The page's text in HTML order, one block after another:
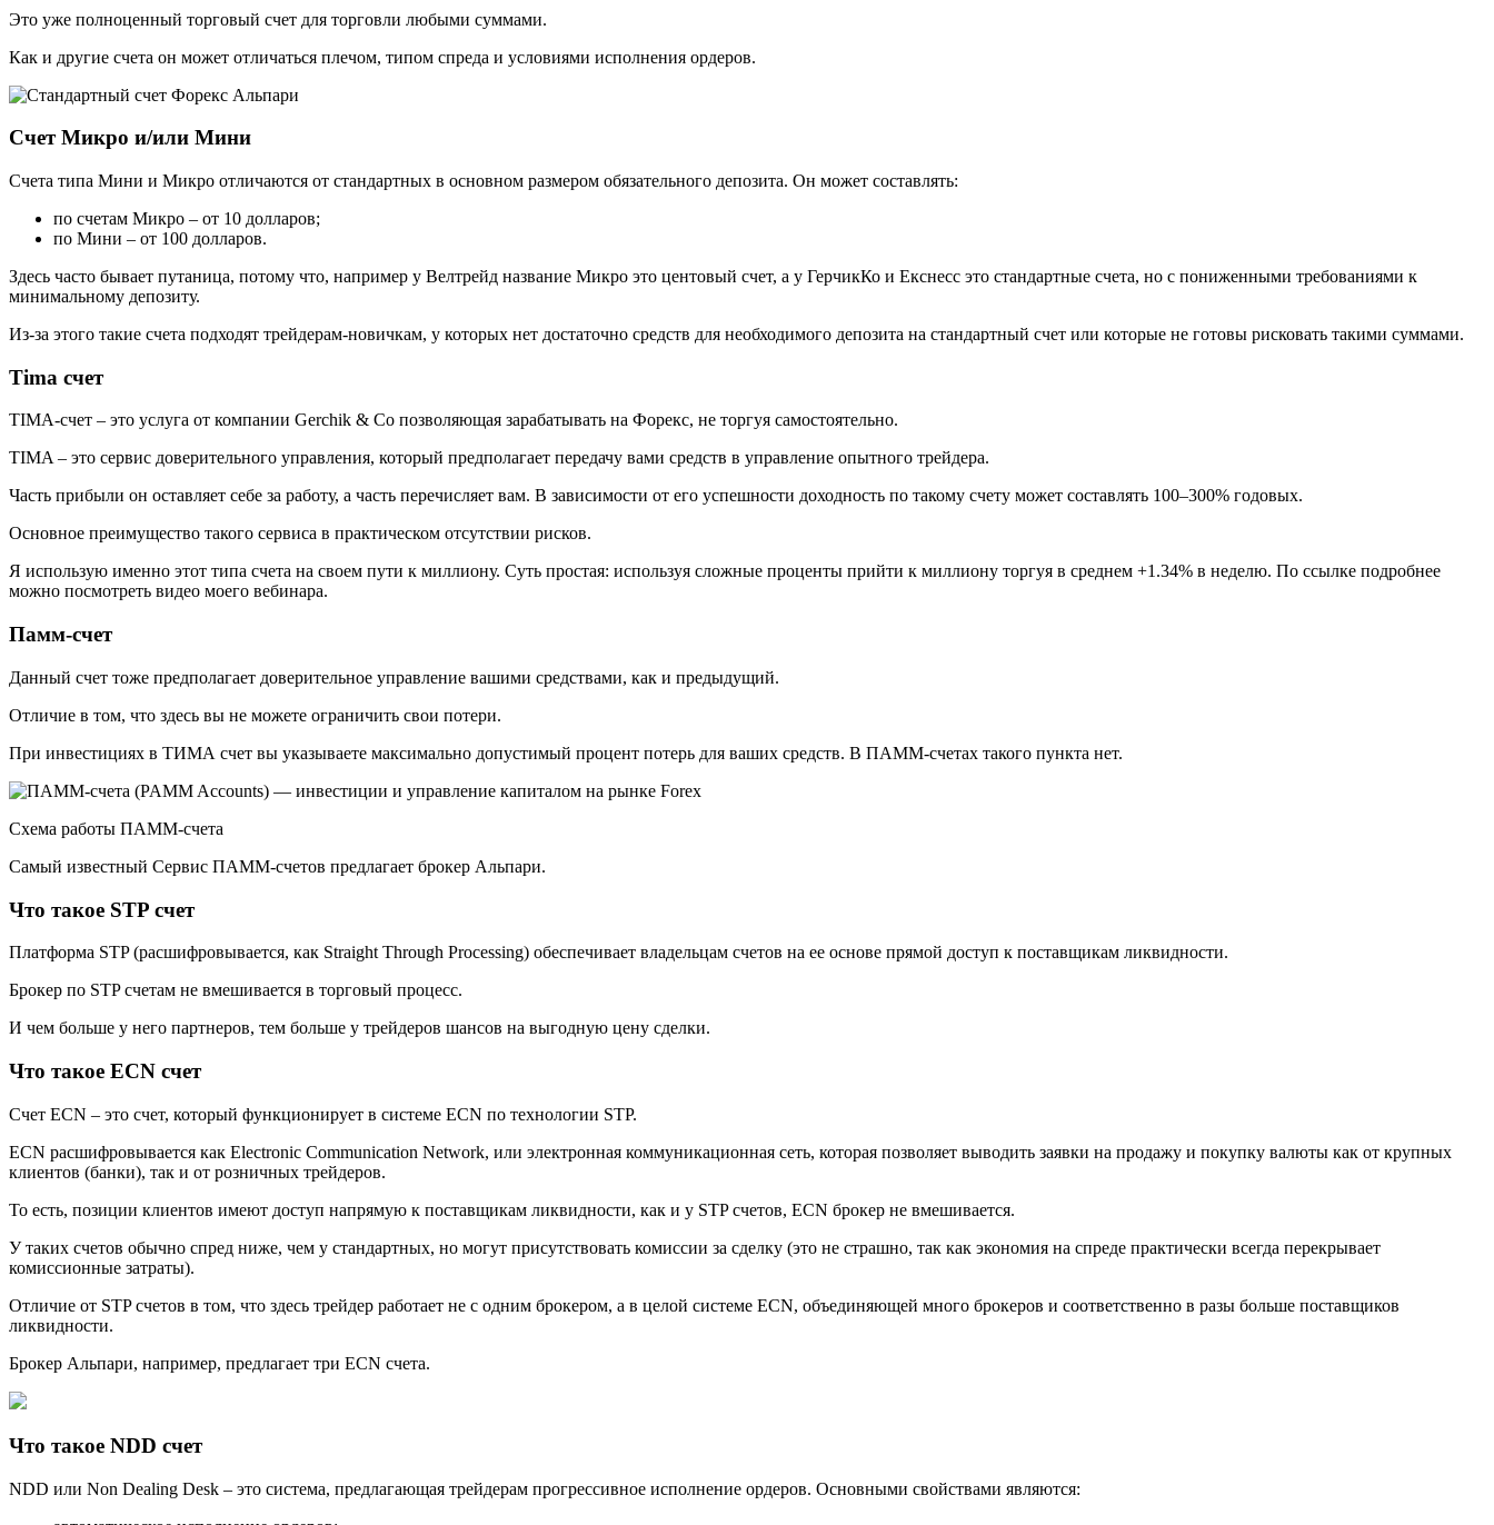
Это уже полноценный торговый счет для торговли любыми суммами.
Как и другие счета он может отличаться плечом, типом спреда и условиями исполнения ордеров.
Счет Микро и/или Мини
Счета типа Мини и Микро отличаются от стандартных в основном размером обязательного депозита. Он может составлять:
по счетам Микро – от 10 долларов;
по Мини – от 100 долларов.
Здесь часто бывает путаница, потому что, например у Велтрейд название Микро это центовый счет, а у ГерчикКо и Екснесс это стандартные счета, но с пониженными требованиями к
минимальному депозиту.
Из-за этого такие счета подходят трейдерам-новичкам, у которых нет достаточно средств для необходимого депозита на стандартный счет или которые не готовы рисковать такими суммами.
Tima счет
TIMA-счет – это услуга от компании Gerchik & Co позволяющая зарабатывать на Форекс, не торгуя самостоятельно.
TIMA – это сервис доверительного управления, который предполагает передачу вами средств в управление опытного трейдера.
Часть прибыли он оставляет себе за работу, а часть перечисляет вам. В зависимости от его успешности доходность по такому счету может составлять 100–300% годовых.
Основное преимущество такого сервиса в практическом отсутствии рисков.
Я использую именно этот типа счета на своем пути к миллиону. Суть простая: используя сложные проценты прийти к миллиону торгуя в среднем +1.34% в неделю. По ссылке подробнее
можно посмотреть видео моего вебинара.
Памм-счет
Данный счет тоже предполагает доверительное управление вашими средствами, как и предыдущий.
Отличие в том, что здесь вы не можете ограничить свои потери.
При инвестициях в ТИМА счет вы указываете максимально допустимый процент потерь для ваших средств. В ПАММ-счетах такого пункта нет.
Схема работы ПАММ-счета
Самый известный Сервис ПАММ-счетов предлагает брокер Альпари.
Что такое STP счет
Платформа STP (расшифровывается, как Straight Through Processing) обеспечивает владельцам счетов на ее основе прямой доступ к поставщикам ликвидности.
Брокер по STP счетам не вмешивается в торговый процесс.
И чем больше у него партнеров, тем больше у трейдеров шансов на выгодную цену сделки.
Что такое ECN счет
Счет ECN – это счет, который функционирует в системе ECN по технологии STP.
ECN расшифровывается как Electronic Communication Network, или электронная коммуникационная сеть, которая позволяет выводить заявки на продажу и покупку валюты как от крупных
клиентов (банки), так и от розничных трейдеров.
То есть, позиции клиентов имеют доступ напрямую к поставщикам ликвидности, как и у STP счетов, ECN брокер не вмешивается.
У таких счетов обычно спред ниже, чем у стандартных, но могут присутствовать комиссии за сделку (это не страшно, так как экономия на спреде практически всегда перекрывает
комиссионные затраты).
Отличие от STP счетов в том, что здесь трейдер работает не с одним брокером, а в целой системе ECN, объединяющей много брокеров и соответственно в разы больше поставщиков
ликвидности.
Брокер Альпари, например, предлагает три ECN счета.
Что такое NDD счет
NDD или Non Dealing Desk – это система, предлагающая трейдерам прогрессивное исполнение ордеров. Основными свойствами являются: